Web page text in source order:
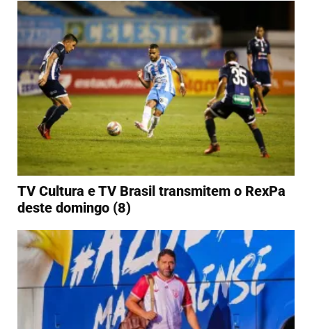
TV Cultura e TV Brasil transmitem o RexPa
deste domingo (8)